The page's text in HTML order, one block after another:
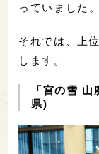
っていました。
それでは、上
します。
「宮の雪
県)